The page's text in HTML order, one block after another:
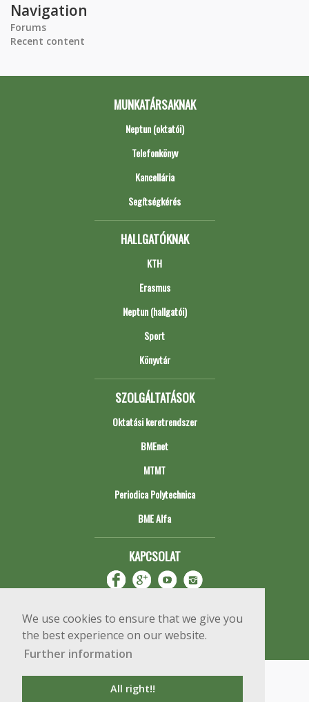
We use cookies to ensure that we give you
the best experience on our website.
Further information
All right!!
Navigation
Forums
Recent content
MUNKATÁRSAKNAK
Neptun (oktatói)
Telefonkönyv
Kancellária
Segítségkérés
HALLGATÓKNAK
KTH
Erasmus
Neptun (hallgatói)
Sport
Könyvtár
SZOLGÁLTATÁSOK
Oktatási keretrendszer
BMEnet
MTMT
Periodica Polytechnica
BME Alfa
KAPCSOLAT
Copyright © 2020 BME Építőmérnöki Kar
1111 Budapest, Műegyetem rkp. 3.